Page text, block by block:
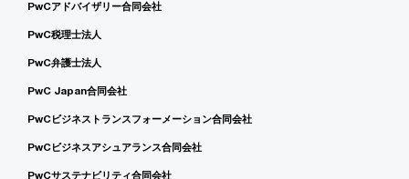
PwCアドバイザリー合同会社
PwC税理士法人
PwC弁護士法人
PwC Japan合同会社
PwCビジネストランスフォーメーション合同会社
PwCビジネスアシュアランス合同会社
PwCサステナビリティ合同会社